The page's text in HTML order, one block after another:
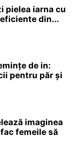
pielea iarna cu
din...
de in:
pentru păr și
imaginea
femeile să